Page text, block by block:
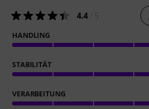
4.4
HANDLING
STABILITÄT
VERARBEITUNG